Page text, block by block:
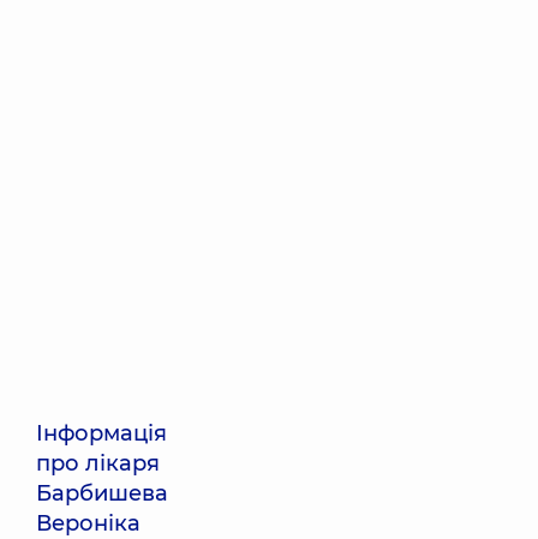
Інформація
про лікаря
Барбишева
Вероніка